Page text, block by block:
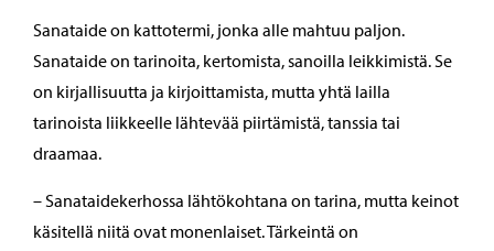
Sanataide on kattotermi, jonka alle mahtuu paljon.
Sanataide on tarinoita, kertomista, sanoilla leikkimistä. Se
on kirjallisuutta ja kirjoittamista, mutta yhtä lailla
tarinoista liikkeelle lähtevää piirtämistä, tanssia tai
draamaa.
– Sanataidekerhossa lähtökohtana on tarina, mutta keinot
käsitellä niitä ovat monenlaiset. Tärkeintä on